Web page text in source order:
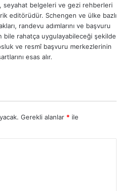
seyahat belgeleri ve gezi rehberleri
editörüdür. Schengen ve ülke bazlı
randevu adımlarını ve başvuru
bile rahatça uygulayabileceği şekilde
ve resmî başvuru merkezlerinin
esas alır.
Gerekli alanlar * ile